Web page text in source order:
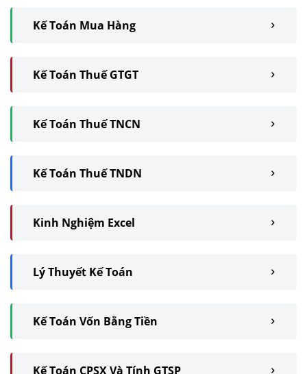
Kế Toán Mua Hàng
Kế Toán Thuế GTGT
Kế Toán Thuế TNCN
Kế Toán Thuế TNDN
Kinh Nghiệm Excel
Lý Thuyết Kế Toán
Kế Toán Vốn Bằng Tiền
Kế Toán CPSX Và Tính GTSP